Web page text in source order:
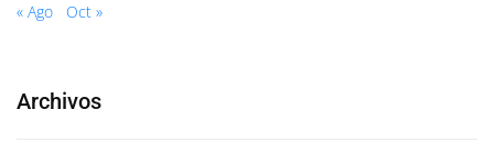
« Ago Oct »
Archivos